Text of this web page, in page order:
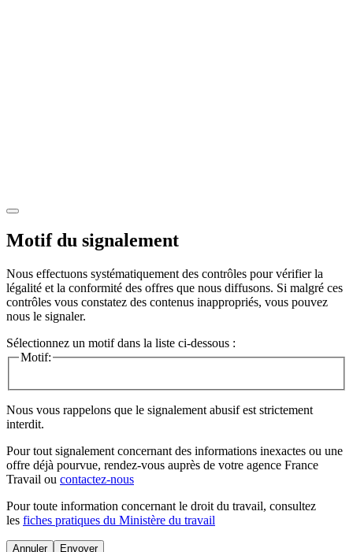
Motif du signalement
Nous effectuons systématiquement des contrôles pour vérifier la
légalité et la conformité des offres que nous diffusons. Si malgré ces
contrôles vous constatez des contenus inappropriés, vous pouvez
nous le signaler.
Sélectionnez un motif dans la liste ci-dessous :
Motif:
Nous vous rappelons que le signalement abusif est strictement
interdit.
Pour tout signalement concernant des informations inexactes ou une
offre déjà pourvue, rendez-vous auprès de votre agence France
Travail ou contactez-nous
Pour toute information concernant le droit du travail, consultez
les fiches pratiques du Ministère du travail
Annuler